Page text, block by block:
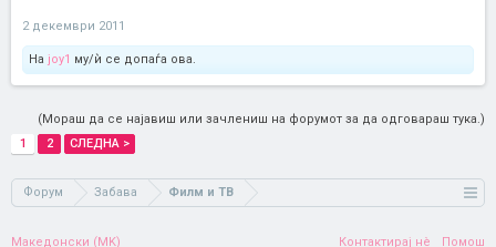
2 декември 2011
На joy1 му/ѝ се допаѓа ова.
(Мораш да се најавиш или зачлениш на форумот за да одговараш тука.)
1
2 СЛЕДНА >
Форум Забава Филм и ТВ
Македонски (MK) Контактирај нè Помош